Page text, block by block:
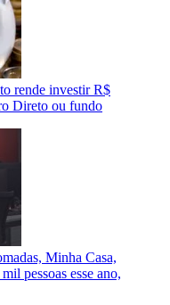
rende investir R$
Direto ou fundo
Minha Casa,
pessoas esse ano,